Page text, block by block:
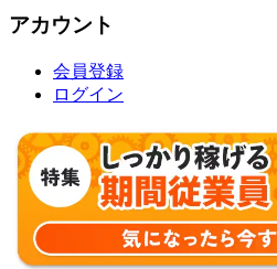
アカウント
会員登録
ログイン